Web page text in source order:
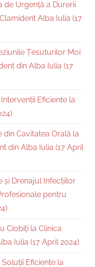
de Urgență a Durerii
Alba Iulia (17
Țesuturilor Moi
din Alba Iulia (17
Eficiente la
Cavitatea Orală la
din Alba Iulia (17 April
și Drenajul Infecțiilor
pentru
Ciobiți la Clinica
Iulia (17 April 2024)
Eficiente la